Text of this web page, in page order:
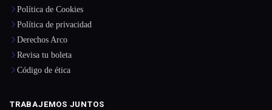
Política de Cookies
Política de privacidad
Derechos Arco
Revisa tu boleta
Código de ética
TRABAJEMOS JUNTOS